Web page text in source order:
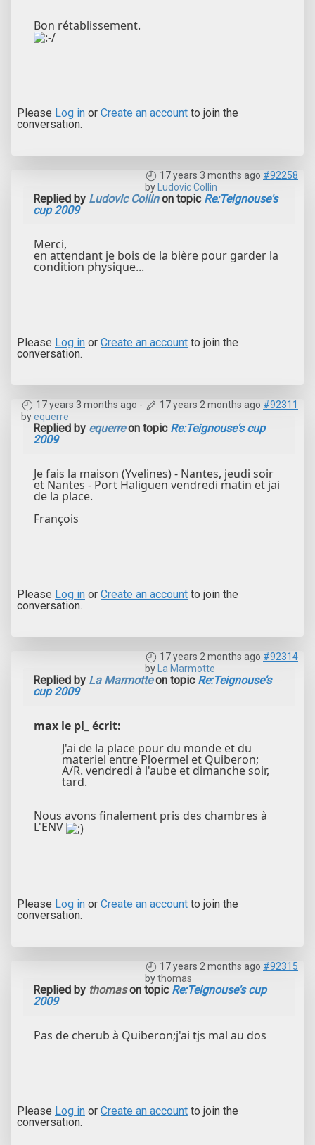
Bon rétablissement.
Please Log in or Create an account to join the
conversation.
17 years 3 months ago #92258
by Ludovic Collin
Replied by Ludovic Collinon topic Re:Teignouse's
cup 2009
Merci,
en attendant je bois de la bière pour garder la
condition physique...
Please Log in or Create an account to join the
conversation.
17 years 3 months ago - 17 years 2 months ago #92311
byequerre
Replied by equerreon topic Re:Teignouse's cup
2009
Je fais la maison (Yvelines) - Nantes, jeudi soir
et Nantes - Port Haliguen vendredi matin et jai
de la place.
François
Please Log in or Create an account to join the
conversation.
17 years 2 months ago #92314
by La Marmotte
Replied by La Marmotteon topic Re:Teignouse's
cup 2009
max le pl_ écrit:
J'ai de la place pour du monde et du
materiel entre Ploermel et Quiberon;
A/R. vendredi à l'aube et dimanche soir,
tard.
Nous avons finalement pris des chambres à
L'ENV
Please Log in or Create an account to join the
conversation.
17 years 2 months ago #92315
bythomas
Replied by thomason topic Re:Teignouse's cup
2009
Pas de cherub à Quiberon;j'ai tjs mal au dos
Please Log in or Create an account to join the
conversation.